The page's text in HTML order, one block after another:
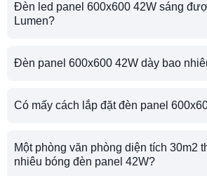
Đèn led panel 600x600 42W sáng
Lumen?
Đèn panel 600x600 42W dày bao
Có mấy cách lắp đặt đèn panel
Một phòng văn phòng diện tích 30m2
nhiêu bóng đèn panel 42W?